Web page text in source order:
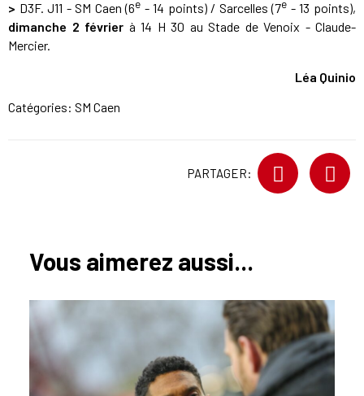
> D3F. J11 - SM Caen (6e - 14 points) / Sarcelles (7e - 13 points),
dimanche 2 février à 14 H 30 au Stade de Venoix - Claude-
Mercier.
Léa Quinio
Catégories: SM Caen
PARTAGER:
Vous aimerez aussi...